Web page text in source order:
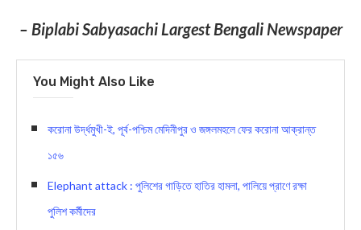
– Biplabi Sabyasachi Largest Bengali Newspaper
You Might Also Like
করোনা উর্দ্ধমুখী-ই, পূর্ব-পশ্চিম মেদিনীপুর ও জঙ্গলমহলে ফের করোনা আক্রান্ত
১৫৬
Elephant attack : পুলিশের গাড়িতে হাতির হামলা, পালিয়ে প্রাণে রক্ষা
পুলিশ কর্মীদের